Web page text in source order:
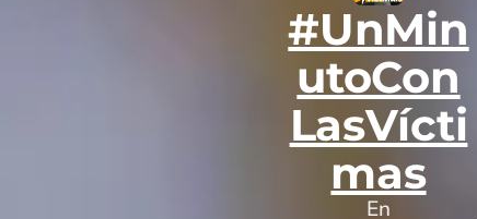
#UnMin
utoCon
LasVícti
mas
En